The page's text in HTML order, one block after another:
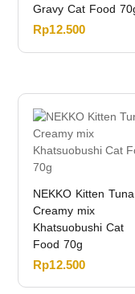
Gravy Cat Food
Rp12.500
NEKKO Kitten Tuna
Creamy mix
Khatsuobushi Cat
Food 70g
Rp12.500